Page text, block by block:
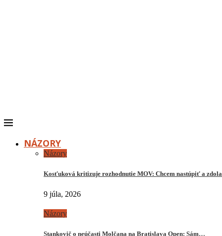
NÁZORY
Názory
Kosťuková kritizuje rozhodnutie MOV: Chcem nastúpiť a
9 júla, 2026
Názory
Stankovič o neúčasti Molčana na Bratislava Open: Sám…